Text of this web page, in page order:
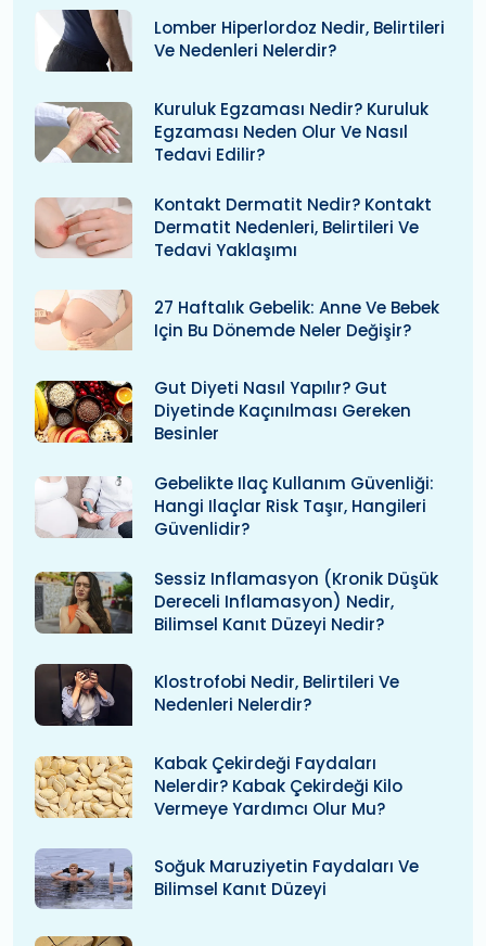
Lomber Hiperlordoz Nedir, Belirtileri
Ve Nedenleri Nelerdir?
Kuruluk Egzaması Nedir? Kuruluk
Egzaması Neden Olur Ve Nasıl
Tedavi Edilir?
Kontakt Dermatit Nedir? Kontakt
Dermatit Nedenleri, Belirtileri Ve
Tedavi Yaklaşımı
27 Haftalık Gebelik: Anne Ve Bebek
Için Bu Dönemde Neler Değişir?
Gut Diyeti Nasıl Yapılır? Gut
Diyetinde Kaçınılması Gereken
Besinler
Gebelikte Ilaç Kullanım Güvenliği:
Hangi Ilaçlar Risk Taşır, Hangileri
Güvenlidir?
Sessiz Inflamasyon (kronik Düşük
Dereceli Inflamasyon) Nedir,
Bilimsel Kanıt Düzeyi Nedir?
Klostrofobi Nedir, Belirtileri Ve
Nedenleri Nelerdir?
Kabak Çekirdeği Faydaları
Nelerdir? Kabak Çekirdeği Kilo
Vermeye Yardımcı Olur Mu?
Soğuk Maruziyetin Faydaları Ve
Bilimsel Kanıt Düzeyi